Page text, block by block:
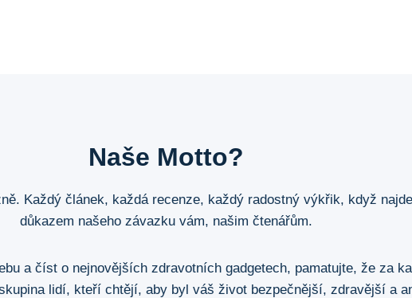
Naše Motto?
Každý článek, každá recenze, každý radostný výkřik, když
důkazem našeho závazku vám, našim čtenářům.
a číst o nejnovějších zdravotních gadgetech, pamatujte, že za
lidí, kteří chtějí, aby byl váš život bezpečnější, zdravější a